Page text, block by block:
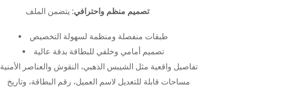
تصميم منظم واحترافي:يتضمن الملف:
طبقات منفصلة ومنظمة لسهولة التخصيص
تصميم أمامي وخلفي للبطاقة بدقة عالية
تفاصيل واقعية مثل الشيبس الذهبي، النقوش والعناصر الأمنية
مساحات قابلة للتعديل لاسم العميل، رقم البطاقة، وتاريخ